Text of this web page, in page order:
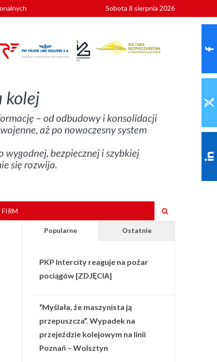
Sobota 8 sierpnia 2026
Popularne Ostatnie
PKP Intercity reaguje na pożar
pociągów [ZDJĘCIA]
“Myślała, że maszynista ją
przepuszcza”. Wypadek na
przejeździe kolejowym na linii
Poznań – Wolsztyn